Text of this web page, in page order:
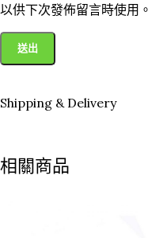
以供下次發佈留言時使用。
Shipping & Delivery
相關商品